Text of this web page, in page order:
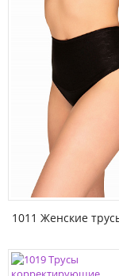
1011 Женские